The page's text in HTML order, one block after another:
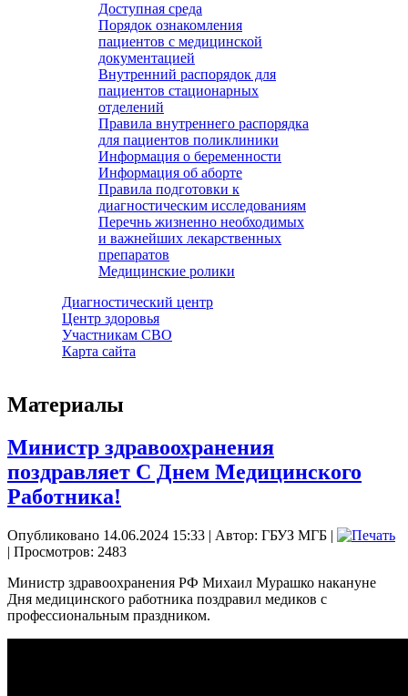
Доступная среда
Порядок ознакомления
пациентов с медицинской
документацией
Внутренний распорядок для
пациентов стационарных
отделений
Правила внутреннего распорядка
для пациентов поликлиники
Информация о беременности
Информация об аборте
Правила подготовки к
диагностическим исследованиям
Перечнь жизненно необходимых
и важнейших лекарственных
препаратов
Медицинские ролики
Диагностический центр
Центр здоровья
Участникам СВО
Карта сайта
Материалы
Министр здравоохранения
поздравляет С Днем Медицинского
Работника!
Опубликовано 14.06.2024 15:33 | Автор: ГБУЗ МГБ |
| Просмотров: 2483
Министр здравоохранения РФ Михаил Мурашко накануне
Дня медицинского работника поздравил медиков с
профессиональным праздником.